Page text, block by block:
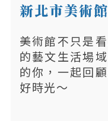
新北市美術
美術館不只是
的藝文生活場
的你，一起回
好時光～